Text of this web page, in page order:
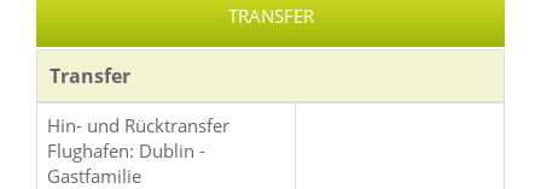
TRANSFER
Transfer
Hin- und Rücktransfer
Flughafen: Dublin -
Gastfamilie